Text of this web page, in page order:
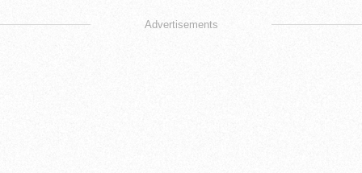
Advertisements